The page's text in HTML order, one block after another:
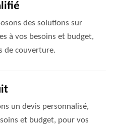
des solutions sur
à vos besoins et budget,
de couverture.
un devis personnalisé,
et budget, pour vos